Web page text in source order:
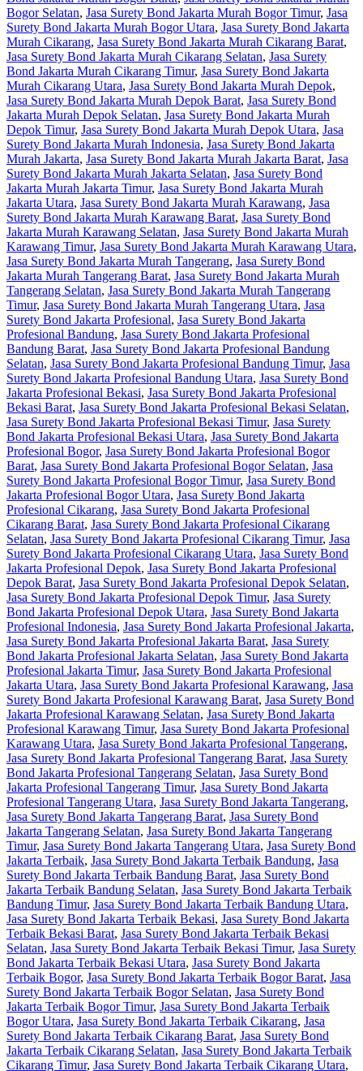
Bogor Selatan, Jasa Surety Bond Jakarta Murah Bogor Timur, Jasa
Surety Bond Jakarta Murah Bogor Utara, Jasa Surety Bond Jakarta
Murah Cikarang, Jasa Surety Bond Jakarta Murah Cikarang Barat,
Jasa Surety Bond Jakarta Murah Cikarang Selatan, Jasa Surety
Bond Jakarta Murah Cikarang Timur, Jasa Surety Bond Jakarta
Murah Cikarang Utara, Jasa Surety Bond Jakarta Murah Depok,
Jasa Surety Bond Jakarta Murah Depok Barat, Jasa Surety Bond
Jakarta Murah Depok Selatan, Jasa Surety Bond Jakarta Murah
Depok Timur, Jasa Surety Bond Jakarta Murah Depok Utara, Jasa
Surety Bond Jakarta Murah Indonesia, Jasa Surety Bond Jakarta
Murah Jakarta, Jasa Surety Bond Jakarta Murah Jakarta Barat, Jasa
Surety Bond Jakarta Murah Jakarta Selatan, Jasa Surety Bond
Jakarta Murah Jakarta Timur, Jasa Surety Bond Jakarta Murah
Jakarta Utara, Jasa Surety Bond Jakarta Murah Karawang, Jasa
Surety Bond Jakarta Murah Karawang Barat, Jasa Surety Bond
Jakarta Murah Karawang Selatan, Jasa Surety Bond Jakarta Murah
Karawang Timur, Jasa Surety Bond Jakarta Murah Karawang Utara,
Jasa Surety Bond Jakarta Murah Tangerang, Jasa Surety Bond
Jakarta Murah Tangerang Barat, Jasa Surety Bond Jakarta Murah
Tangerang Selatan, Jasa Surety Bond Jakarta Murah Tangerang
Timur, Jasa Surety Bond Jakarta Murah Tangerang Utara, Jasa
Surety Bond Jakarta Profesional, Jasa Surety Bond Jakarta
Profesional Bandung, Jasa Surety Bond Jakarta Profesional
Bandung Barat, Jasa Surety Bond Jakarta Profesional Bandung
Selatan, Jasa Surety Bond Jakarta Profesional Bandung Timur, Jasa
Surety Bond Jakarta Profesional Bandung Utara, Jasa Surety Bond
Jakarta Profesional Bekasi, Jasa Surety Bond Jakarta Profesional
Bekasi Barat, Jasa Surety Bond Jakarta Profesional Bekasi Selatan,
Jasa Surety Bond Jakarta Profesional Bekasi Timur, Jasa Surety
Bond Jakarta Profesional Bekasi Utara, Jasa Surety Bond Jakarta
Profesional Bogor, Jasa Surety Bond Jakarta Profesional Bogor
Barat, Jasa Surety Bond Jakarta Profesional Bogor Selatan, Jasa
Surety Bond Jakarta Profesional Bogor Timur, Jasa Surety Bond
Jakarta Profesional Bogor Utara, Jasa Surety Bond Jakarta
Profesional Cikarang, Jasa Surety Bond Jakarta Profesional
Cikarang Barat, Jasa Surety Bond Jakarta Profesional Cikarang
Selatan, Jasa Surety Bond Jakarta Profesional Cikarang Timur, Jasa
Surety Bond Jakarta Profesional Cikarang Utara, Jasa Surety Bond
Jakarta Profesional Depok, Jasa Surety Bond Jakarta Profesional
Depok Barat, Jasa Surety Bond Jakarta Profesional Depok Selatan,
Jasa Surety Bond Jakarta Profesional Depok Timur, Jasa Surety
Bond Jakarta Profesional Depok Utara, Jasa Surety Bond Jakarta
Profesional Indonesia, Jasa Surety Bond Jakarta Profesional Jakarta,
Jasa Surety Bond Jakarta Profesional Jakarta Barat, Jasa Surety
Bond Jakarta Profesional Jakarta Selatan, Jasa Surety Bond Jakarta
Profesional Jakarta Timur, Jasa Surety Bond Jakarta Profesional
Jakarta Utara, Jasa Surety Bond Jakarta Profesional Karawang, Jasa
Surety Bond Jakarta Profesional Karawang Barat, Jasa Surety Bond
Jakarta Profesional Karawang Selatan, Jasa Surety Bond Jakarta
Profesional Karawang Timur, Jasa Surety Bond Jakarta Profesional
Karawang Utara, Jasa Surety Bond Jakarta Profesional Tangerang,
Jasa Surety Bond Jakarta Profesional Tangerang Barat, Jasa Surety
Bond Jakarta Profesional Tangerang Selatan, Jasa Surety Bond
Jakarta Profesional Tangerang Timur, Jasa Surety Bond Jakarta
Profesional Tangerang Utara, Jasa Surety Bond Jakarta Tangerang,
Jasa Surety Bond Jakarta Tangerang Barat, Jasa Surety Bond
Jakarta Tangerang Selatan, Jasa Surety Bond Jakarta Tangerang
Timur, Jasa Surety Bond Jakarta Tangerang Utara, Jasa Surety Bond
Jakarta Terbaik, Jasa Surety Bond Jakarta Terbaik Bandung, Jasa
Surety Bond Jakarta Terbaik Bandung Barat, Jasa Surety Bond
Jakarta Terbaik Bandung Selatan, Jasa Surety Bond Jakarta Terbaik
Bandung Timur, Jasa Surety Bond Jakarta Terbaik Bandung Utara,
Jasa Surety Bond Jakarta Terbaik Bekasi, Jasa Surety Bond Jakarta
Terbaik Bekasi Barat, Jasa Surety Bond Jakarta Terbaik Bekasi
Selatan, Jasa Surety Bond Jakarta Terbaik Bekasi Timur, Jasa Surety
Bond Jakarta Terbaik Bekasi Utara, Jasa Surety Bond Jakarta
Terbaik Bogor, Jasa Surety Bond Jakarta Terbaik Bogor Barat, Jasa
Surety Bond Jakarta Terbaik Bogor Selatan, Jasa Surety Bond
Jakarta Terbaik Bogor Timur, Jasa Surety Bond Jakarta Terbaik
Bogor Utara, Jasa Surety Bond Jakarta Terbaik Cikarang, Jasa
Surety Bond Jakarta Terbaik Cikarang Barat, Jasa Surety Bond
Jakarta Terbaik Cikarang Selatan, Jasa Surety Bond Jakarta Terbaik
Cikarang Timur, Jasa Surety Bond Jakarta Terbaik Cikarang Utara,